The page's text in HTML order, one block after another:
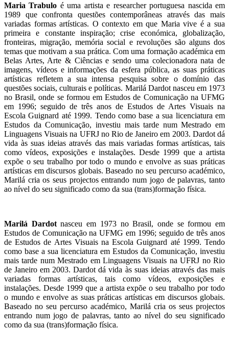
Maria Trabulo é uma artista e researcher portuguesa nascida em
1989 que confronta questões contemporâneas através das mais
variadas formas artísticas. O contexto em que Maria vive é a sua
primeira e constante inspiração; crise económica, globalização,
fronteiras, migração, memória social e revoluções são alguns dos
temas que motivam a sua prática. Com uma formação académica em
Belas Artes, Arte & Ciências e sendo uma colecionadora nata de
imagens, vídeos e informações da esfera pública, as suas práticas
artísticas refletem a sua intensa pesquisa sobre o domínio das
questões sociais, culturais e políticas. Marilá Dardot nasceu em 1973
no Brasil, onde se formou em Estudos de Comunicação na UFMG
em 1996; seguido de três anos de Estudos de Artes Visuais na
Escola Guignard até 1999. Tendo como base a sua licenciatura em
Estudos da Comunicação, investiu mais tarde num Mestrado em
Linguagens Visuais na UFRJ no Rio de Janeiro em 2003. Dardot dá
vida às suas ideias através das mais variadas formas artísticas, tais
como vídeos, exposições e instalações. Desde 1999 que a artista
expõe o seu trabalho por todo o mundo e envolve as suas práticas
artísticas em discursos globais. Baseado no seu percurso académico,
Marilá cria os seus projectos entrando num jogo de palavras, tanto
ao nível do seu significado como da sua (trans)formação física.
Marilá Dardotnasceu em 1973 no Brasil, onde se formou em
Estudos de Comunicação na UFMG em 1996; seguido de três anos
de Estudos de Artes Visuais na Escola Guignard até 1999. Tendo
como base a sua licenciatura em Estudos da Comunicação, investiu
mais tarde num Mestrado em Linguagens Visuais na UFRJ no Rio
de Janeiro em 2003. Dardot dá vida às suas ideias através das mais
variadas formas artísticas, tais como vídeos, exposições e
instalações. Desde 1999 que a artista expõe o seu trabalho por todo
o mundo e envolve as suas práticas artísticas em discursos globais.
Baseado no seu percurso académico, Marilá cria os seus projectos
entrando num jogo de palavras, tanto ao nível do seu significado
como da sua (trans)formação física.